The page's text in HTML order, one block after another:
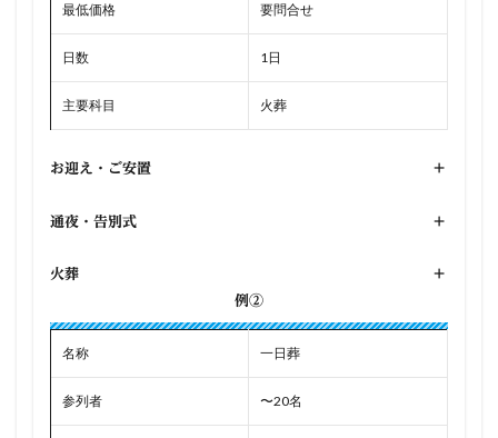
最低価格 要問合せ
日数 1日
主要科目 火葬
お迎え・ご安置 +
通夜・告別式 +
火葬
+
例②
名称 一日葬
参列者 〜20名